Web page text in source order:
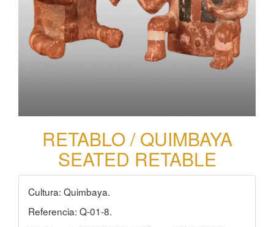
RETABLO / QUIMBAYA
SEATED RETABLE
Cultura: Quimbaya.
Referencia: Q-01-8.